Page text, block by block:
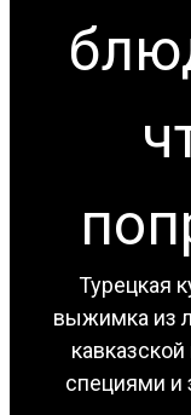
Турецкая
выжимка из
специями и